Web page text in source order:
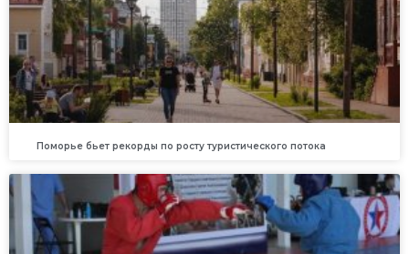
Поморье бьет рекорды по росту туристического потока